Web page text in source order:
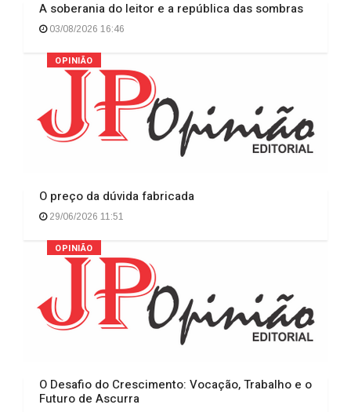
A soberania do leitor e a república das sombras
03/08/2026 16:46
OPINIÃO
O preço da dúvida fabricada
29/06/2026 11:51
OPINIÃO
O Desafio do Crescimento: Vocação, Trabalho e o
Futuro de Ascurra